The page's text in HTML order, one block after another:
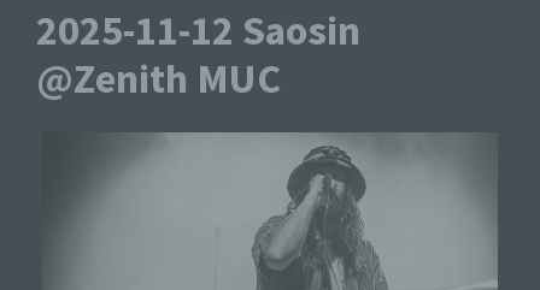
2025-11-12 Saosin
@Zenith MUC